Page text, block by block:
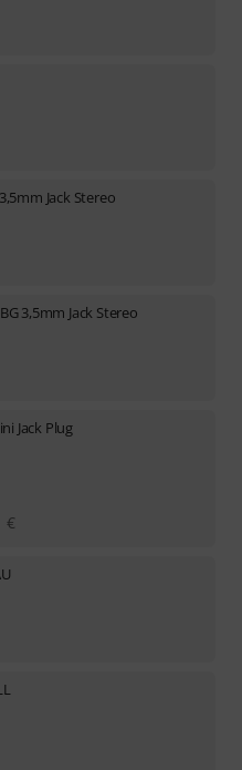
Jack Stereo
3,5mm Jack Stereo
Jack Plug
€